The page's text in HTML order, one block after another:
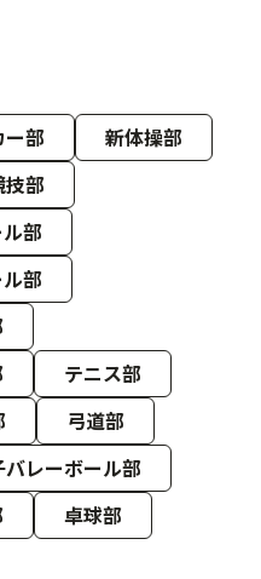
ー部
新体操部
技部
部
部
テニス部
弓道部
バレーボール部
卓球部